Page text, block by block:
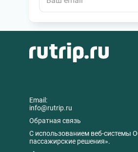
Email:
info@rutrip.ru
Обратная связь
C использованием веб-
пассажирские решения».